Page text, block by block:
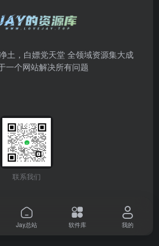
土，白嫖党天堂 全领域资源集大成
一个网站解决所有问题
联系我们
Jay总站 软件库 我的